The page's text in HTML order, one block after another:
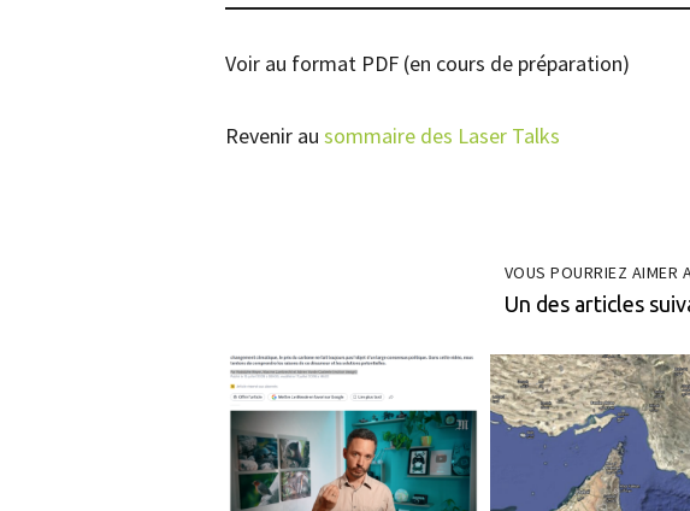
Voir au format PDF (en cours de préparation)
Revenir au sommaire des Laser Talks
VOUS POURRIEZ AIMER
Un des articles